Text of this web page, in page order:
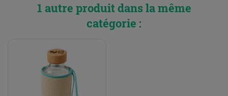
1 autre produit dans la même
catégorie :